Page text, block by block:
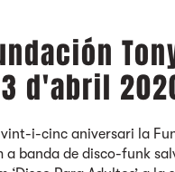
d'abril
i-cinc aniversari la
a banda de disco-funk